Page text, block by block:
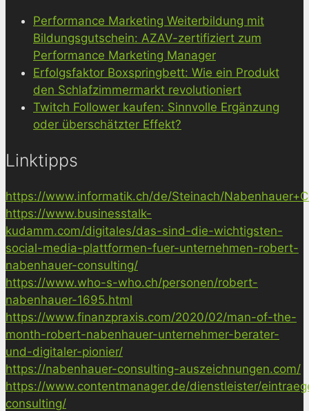
Performance Marketing Weiterbildung mit
Bildungsgutschein: AZAV-zertifiziert zum
Performance Marketing Manager
Erfolgsfaktor Boxspringbett: Wie ein Produkt
den Schlafzimmermarkt revolutioniert
Twitch Follower kaufen: Sinnvolle Ergänzung
oder überschätzter Effekt?
Linktipps
https://www.informatik.ch/de/Steinach/
https://www.businesstalk-
kudamm.com/digitales/das-sind-die-wichtigsten-
social-media-plattformen-fuer-unternehmen-robert-
nabenhauer-consulting/
https://www.who-s-who.ch/personen/robert-
nabenhauer-1695.html
https://www.finanzpraxis.com/2020/02/man-of-the-
month-robert-nabenhauer-unternehmer-berater-
und-digitaler-pionier/
https://nabenhauer-consulting-auszeichnungen.com/
https://www.contentmanager.de/dienstleister/
consulting/